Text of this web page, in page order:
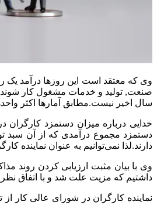
صنعت, تولید و خدمات مشغول کار شوند
سال اخیر نیست.مطابق آمارها اکثر واحدهای تولیدی با
دارند.لذا نمی‌توانیم به عنوان نماینده
وی با بیان مثبت ارزیابی کردن روند
داشتیم که مزیت علت شد و با اتفاق
نماینده کارگران در شورای عالی